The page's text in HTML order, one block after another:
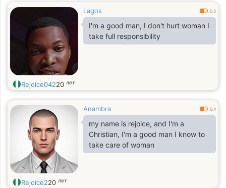
Lagos 0.5
I'm a good man, I don't hurt woman I
take full responsibility
Rejoice04220 лет
Anambra 0.4
my name is rejoice, and I'm a
Christian, I'm a good man I know to
take care of woman
Rejoice220 лет